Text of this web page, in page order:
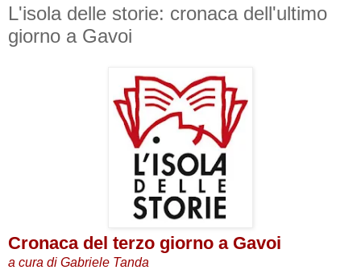
L'isola delle storie: cronaca dell'ultimo
giorno a Gavoi
Cronaca del terzo giorno a Gavoi
a cura di Gabriele Tanda